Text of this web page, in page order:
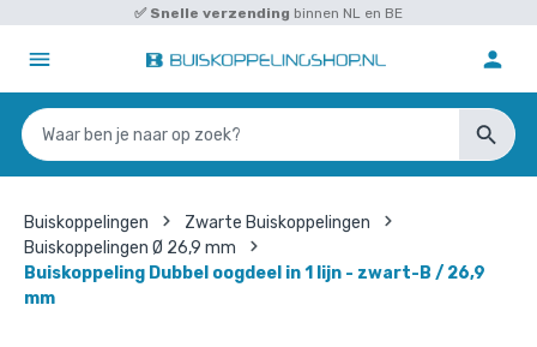
✅ Snelle verzending binnen NL en BE
Buiskoppelingen
Zwarte Buiskoppelingen
Buiskoppelingen Ø 26,9 mm
Buiskoppeling Dubbel oogdeel in 1 lijn - zwart-B / 26,9
mm